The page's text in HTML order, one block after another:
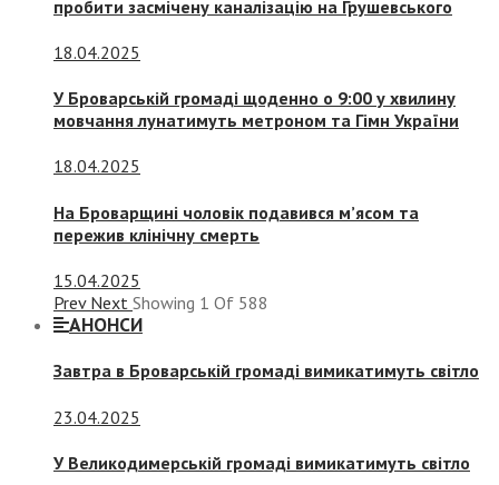
пробити засмічену каналізацію на Грушевського
18.04.2025
У Броварській громаді щоденно о 9:00 у хвилину
мовчання лунатимуть метроном та Гімн України
18.04.2025
На Броварщині чоловік подавився м’ясом та
пережив клінічну смерть
15.04.2025
Prev Next Showing 1 Of 588
АНОНСИ
Завтра в Броварській громаді вимикатимуть світло
23.04.2025
У Великодимерській громаді вимикатимуть світло